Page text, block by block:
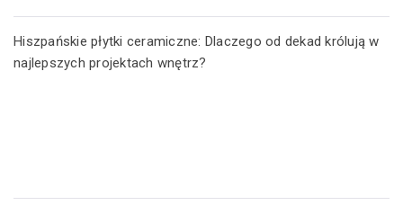
Hiszpańskie płytki ceramiczne: Dlaczego od dekad królują w
najlepszych projektach wnętrz?